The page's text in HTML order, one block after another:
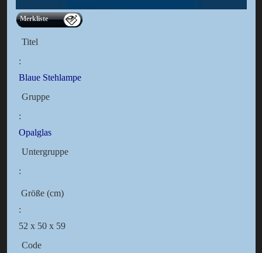
Merkliste
Titel
:
Blaue Stehlampe
Gruppe
:
Opalglas
Untergruppe
:
Größe (cm)
:
52 x 50 x 59
Code